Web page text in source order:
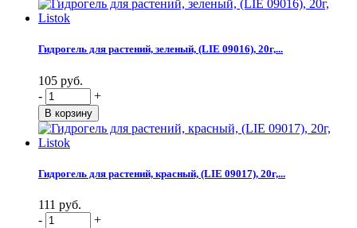
Гидрогель для растений, зеленый, (LIE 09016), 20г,...
105 руб.
-
+
Гидрогель для растений, красный, (LIE 09017), 20г,...
111 руб.
-
+